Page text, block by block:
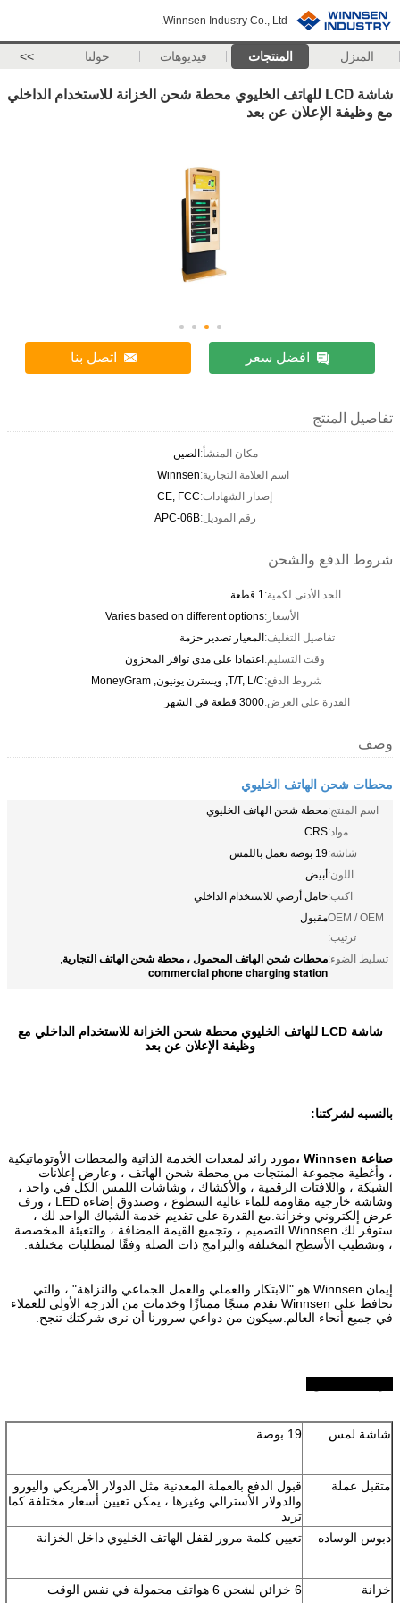
Winnsen Industry Co., Ltd.
المنزل المنتجات فيديوهات حولنا >>
شاشة LCD للهاتف الخليوي محطة شحن الخزانة للاستخدام الداخلي
مع وظيفة الإعلان عن بعد
افضل سعر اتصل بنا
تفاصيل المنتج
مكان المنشأ:الصين
اسم العلامة التجارية:Winnsen
إصدار الشهادات:CE, FCC
رقم الموديل:APC-06B
شروط الدفع والشحن
الحد الأدنى لكمية:1 قطعة
الأسعار:Varies based on different options
تفاصيل التغليف:المعيار تصدير حزمة
وقت التسليم:اعتمادا على مدى توافر المخزون
شروط الدفع:T/T, L/C, ويسترن يونيون, MoneyGram
القدرة على العرض:3000 قطعة في الشهر
وصف
محطات شحن الهاتف الخليوي
اسم المنتج:محطة شحن الهاتف الخليوي
مواد:CRS
شاشة:19 بوصة تعمل باللمس
اللون:أبيض
اكتب:حامل أرضي للاستخدام الداخلي
OEM / OEM
ترتيب:
مقبول
تسليط الضوء:محطات شحن الهاتف المحمول ، محطة شحن الهاتف التجارية,
commercial phone charging station
شاشة LCD للهاتف الخليوي محطة شحن الخزانة للاستخدام الداخلي مع
وظيفة الإعلان عن بعد
بالنسبه لشركتنا:
صناعة Winnsen ،
مورد رائد لمعدات الخدمة الذاتية والمحطات الأوتوماتيكية
، وأغطية مجموعة المنتجات من محطة شحن الهاتف ، وعارض إعلانات
الشبكة ، واللافتات الرقمية ، والأكشاك ، وشاشات اللمس الكل في واحد ،
وشاشة خارجية مقاومة للماء عالية السطوع ، وصندوق إضاءة LED ، ورف
عرض إلكتروني وخزانة.مع القدرة على تقديم خدمة الشباك الواحد لك ،
ستوفر لك Winnsen التصميم ، وتجميع القيمة المضافة ، والتعبئة المخصصة
، وتشطيب الأسطح المختلفة والبرامج ذات الصلة وفقًا لمتطلبات مختلفة.
إيمان Winnsen هو "الابتكار والعملي والعمل الجماعي والنزاهة" ، والتي
تحافظ على Winnsen تقدم منتجًا ممتازًا وخدمات من الدرجة الأولى للعملاء
في جميع أنحاء العالم.سيكون من دواعي سرورنا أن نرى شركتك تنجح.
شاشة لمس 19 بوصة
متقبل عملة
قبول الدفع بالعملة المعدنية مثل الدولار الأمريكي واليورو
والدولار الأسترالي وغيرها ، يمكن تعيين أسعار مختلفة كما
تريد
دبوس الوساده
تعيين كلمة مرور لقفل الهاتف الخليوي داخل الخزانة
خزانة 6 خزائن لشحن 6 هواتف محمولة في نفس الوقت